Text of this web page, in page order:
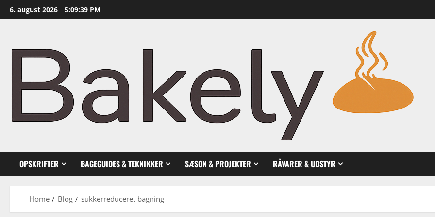
Skip
to
6. august 2026 5:09:40 PM
OPSKRIFTER BAGEGUIDES & TEKNIKKER SÆSON & PROJEKTER RÅVARER & UDSTYR
Home Blog sukkerreduceret bagning